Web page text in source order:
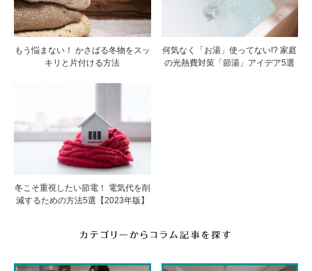
もう悩まない！ かさばる冬物をスッ
キリと片付ける方法
何気なく「お湯」使ってない!? 家庭
の光熱費対策「節湯」アイデア5選
冬こそ重視したい節電！ 電気代を削
減するための方法5選【2023年版】